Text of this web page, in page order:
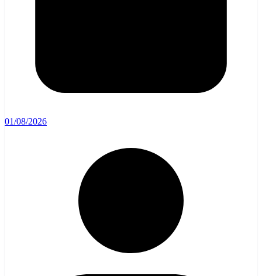
01/08/2026